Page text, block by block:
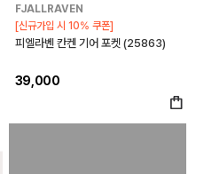
FJALLRAVEN
[신규가입 시 10% 쿠폰]
피엘라벤 칸켄 기어 포켓 (25863)
39,000